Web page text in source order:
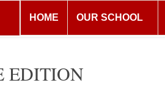
HOME OUR SCHOOL
EDITION